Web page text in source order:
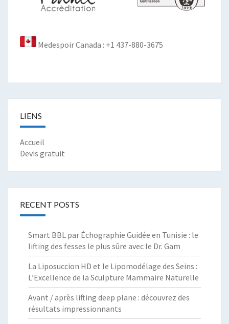
Medespoir Canada : +1 437-880-3675
LIENS
Accueil
Devis gratuit
RECENT POSTS
Smart BBL par Échographie Guidée en Tunisie : le
lifting des fesses le plus sûre avec le Dr. Gam
La Liposuccion HD et le Lipomodélage des Seins :
L’Excellence de la Sculpture Mammaire Naturelle
Avant / après lifting deep plane : découvrez des
résultats impressionnants